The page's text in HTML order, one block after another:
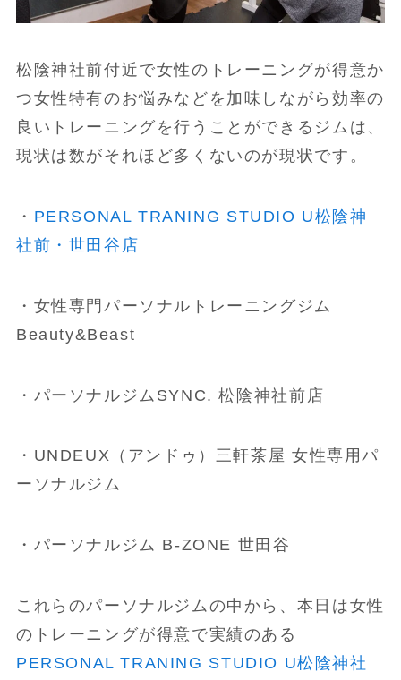
松陰神社前付近で女性のトレーニングが得意か
つ女性特有のお悩みなどを加味しながら効率の
良いトレーニングを行うことができるジムは、
現状は数がそれほど多くないのが現状です。
・ PERSONAL TRANING STUDIO U松陰神
社前・世田谷店
・女性専門パーソナルトレーニングジム
Beauty&Beast
・パーソナルジムSYNC. 松陰神社前店
・UNDEUX（アンドゥ）三軒茶屋 女性専用パ
ーソナルジム
・パーソナルジム B-ZONE 世田谷
これらのパーソナルジムの中から、本日は女性
のトレーニングが得意で実績のある
PERSONAL TRANING STUDIO U松陰神社